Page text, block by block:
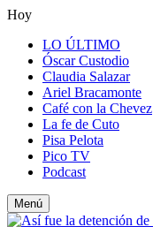
Hoy
LO ÚLTIMO
Óscar Custodio
Claudia Salazar
Ariel Bracamonte
Café con la Chevez
La fe de Cuto
Pisa Pelota
Pico TV
Podcast
Menú